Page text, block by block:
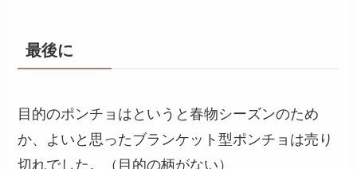
最後に
目的のポンチョはというと春物シーズンのため
か、よいと思ったブランケット型ポンチョは売り
切れでした。（目的の柄がない）